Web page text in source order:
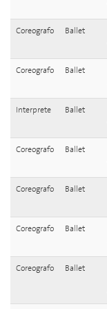
Coreografo Ballet
Coreografo Ballet
Interprete Ballet
Coreografo Ballet
Coreografo Ballet
Coreografo Ballet
Coreografo Ballet